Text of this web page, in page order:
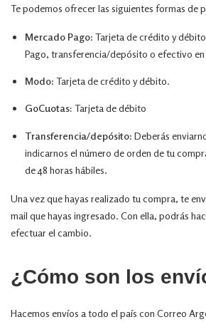
Te podemos ofrecer las siguientes formas de
Mercado Pago: Tarjeta de crédito y
Pago, transferencia/depósito o efectivo
Modo: Tarjeta de crédito y débito.
GoCuotas: Tarjeta de débito
Transferencia/depósito: Deberás
indicarnos el número de orden de tu
de 48 horas hábiles.
Una vez que hayas realizado tu compra, te
mail que hayas ingresado. Con ella, podrás
efectuar el cambio.
¿Cómo son los
Hacemos envíos a todo el país con Correo